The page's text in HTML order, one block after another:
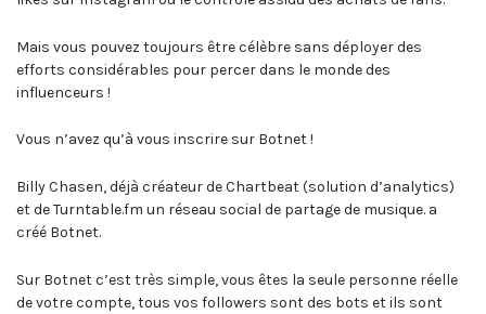
Mais vous pouvez toujours être célèbre sans déployer des
efforts considérables pour percer dans le monde des
influenceurs !
Vous n’avez qu’à vous inscrire sur Botnet !
Billy Chasen, déjà créateur de Chartbeat (solution d’analytics)
et de Turntable.fm un réseau social de partage de musique. a
créé Botnet.
Sur Botnet c’est très simple, vous êtes la seule personne réelle
de votre compte, tous vos followers sont des bots et ils sont